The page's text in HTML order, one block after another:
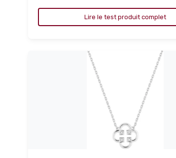
Lire le test produit complet